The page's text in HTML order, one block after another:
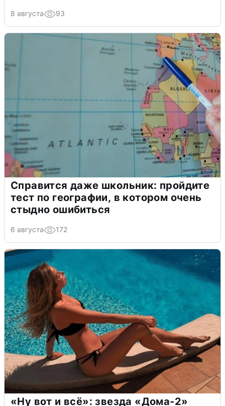
8 августа 93
Справится даже школьник: пройдите
тест по географии, в котором очень
стыдно ошибиться
6 августа 172
«Ну вот и всё»: звезда «Дома-2»